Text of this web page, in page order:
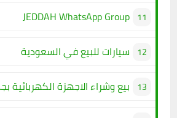
JEDDAH WhatsApp Group
سيارات للبيع في السعودية
بيع وشراء الاجهزة الكهربائية